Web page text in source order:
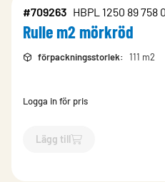
#709263 HBPL 1250 89 758
Rulle m2 mörkröd
förpackningsstorlek: 111 m2
Logga in för pris
Lägg till
`$Lägg till